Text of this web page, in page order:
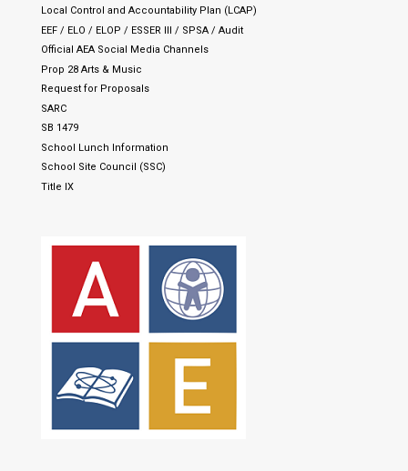
Local Control and Accountability Plan (LCAP)
EEF / ELO / ELOP / ESSER III / SPSA / Audit
Official AEA Social Media Channels
Prop 28 Arts & Music
Request for Proposals
SARC
SB 1479
School Lunch Information
School Site Council (SSC)
Title IX